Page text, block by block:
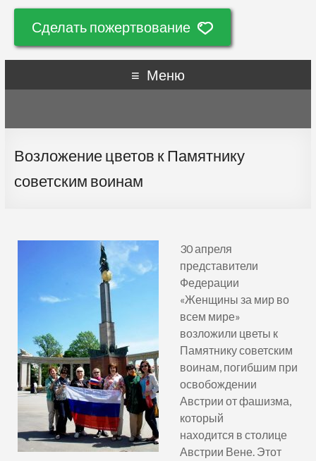
Сделать пожертвование
Меню
Возложение цветов к Памятнику
советским воинам
30 апреля
представители
Федерации
«Женщины за мир во
всем мире»
возложили цветы к
Памятнику советским
воинам, погибшим при
освобождении
Австрии от фашизма,
который
находится в столице
Австрии Вене. Этот